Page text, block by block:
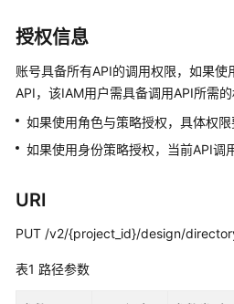
介
数
据
治
理
法
速
授权信息
账号具备所有API的调用权限，如果
API，该IAM用户需具备调用API所需的
如果使用角色与策略授权，具体权
如果使用身份策略授权，当前API调
URI
PUT /v2/{project_id}/design/
表1 路径参数